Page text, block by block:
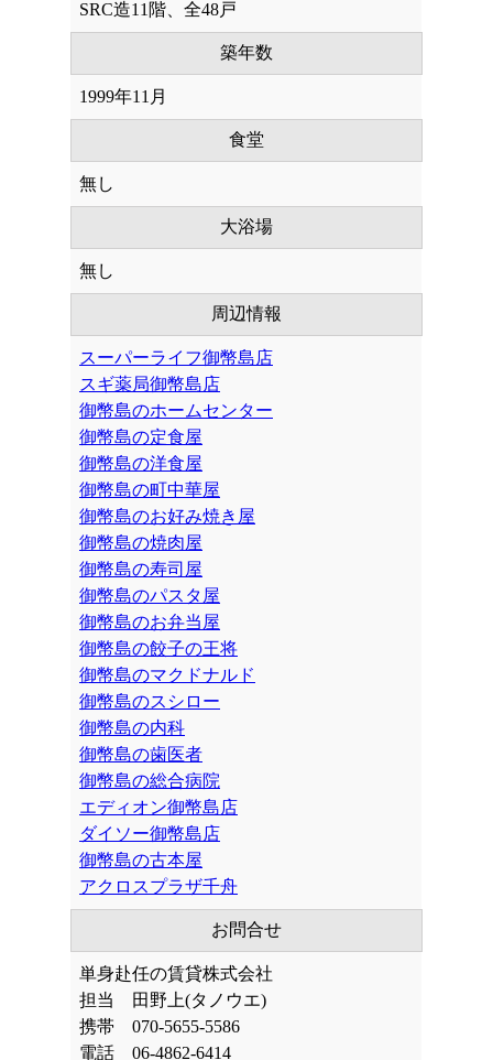
SRC造11階、全48戸
築年数
1999年11月
食堂
無し
大浴場
無し
周辺情報
スーパーライフ御幣島店
スギ薬局御幣島店
御幣島のホームセンター
御幣島の定食屋
御幣島の洋食屋
御幣島の町中華屋
御幣島のお好み焼き屋
御幣島の焼肉屋
御幣島の寿司屋
御幣島のパスタ屋
御幣島のお弁当屋
御幣島の餃子の王将
御幣島のマクドナルド
御幣島のスシロー
御幣島の内科
御幣島の歯医者
御幣島の総合病院
エディオン御幣島店
ダイソー御幣島店
御幣島の古本屋
アクロスプラザ千舟
お問合せ
単身赴任の賃貸株式会社
担当 田野上(タノウエ)
携帯 070-5655-5586
電話 06-4862-6414